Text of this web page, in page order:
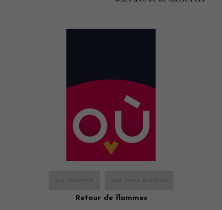
Retour de flammes